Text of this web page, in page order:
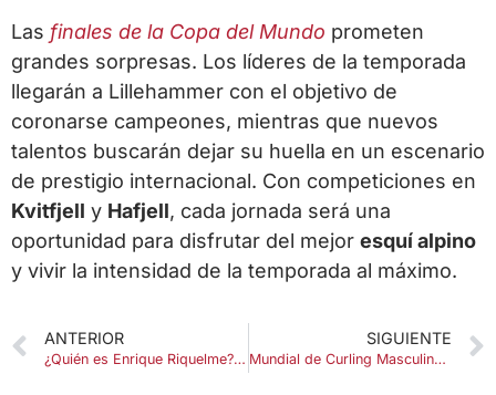
Las finales de la Copa del Mundo prometen
grandes sorpresas. Los líderes de la temporada
llegarán a Lillehammer con el objetivo de
coronarse campeones, mientras que nuevos
talentos buscarán dejar su huella en un escenario
de prestigio internacional. Con competiciones en
Kvitfjell y Hafjell, cada jornada será una
oportunidad para disfrutar del mejor esquí alpino
y vivir la intensidad de la temporada al máximo.
ANTERIOR
¿Quién es Enrique Riquelme? El empresario que desafía a Florentino Pérez
SIGUIENTE
Mundial de Curling Masculino 2026 en Ogden, Utah: Todo sobre la Weber County Ice Sheet